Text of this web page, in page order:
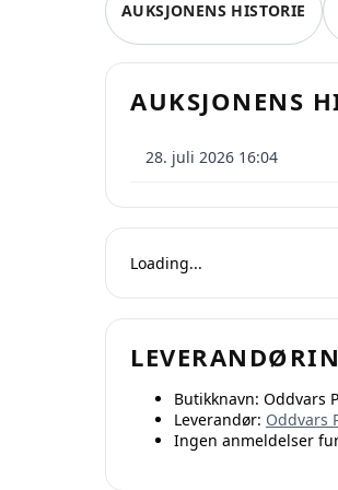
AUKSJONENS HISTORIE
AUKSJONENS
28. juli 2026 16:04
Loading...
Butikknavn: Oddvars
Leverandør: Oddvars
Ingen anmeldelser